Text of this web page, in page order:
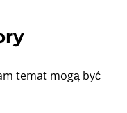
temat mogą być